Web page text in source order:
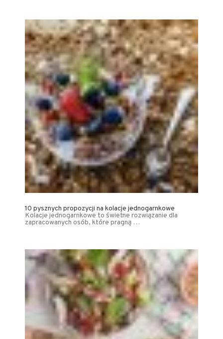
10 pysznych propozycji na kolacje jednogarnkowe
Kolacje jednogarnkowe to świetne rozwiązanie dla
zapracowanych osób, które pragną …